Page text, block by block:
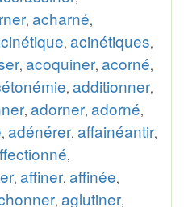
, acharné,
, acinétiques,
, acoquiner, acorné,
, additionner,
, adorner, adorné,
, adénérer, affainéantir,
,
, affiner, affinée,
, aglutiner,